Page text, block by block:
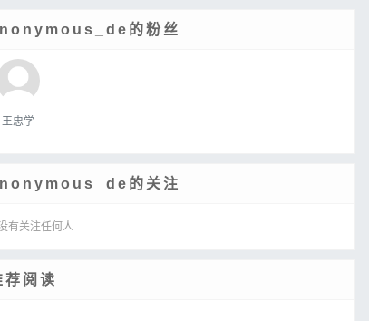
的粉丝
王忠学
的关注
有关注任何人
荐阅读